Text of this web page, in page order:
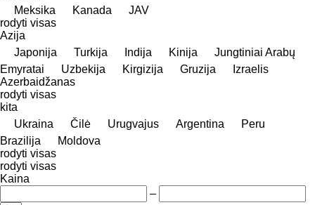
Meksika
Kanada
JAV
rodyti visas
Azija
Japonija
Turkija Indija Kinija
Jungtiniai Arabų
Emyratai
Uzbekija Kirgizija Gruzija
Izraelis
Azerbaidžanas
rodyti visas
kita
Ukraina
Čilė Urugvajus Argentina
Peru
Brazilija
Moldova
rodyti visas
rodyti visas
Kaina
–